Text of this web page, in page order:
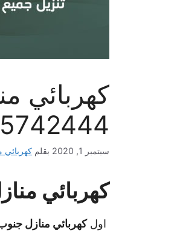
كهربائي
65742444 / كهرباء جنوب
سبتمبر 1, 2020 بقلم كهربائي
كهربائي
اولكهربائي منازل